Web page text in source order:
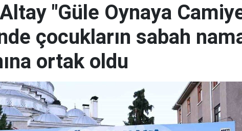
"Güle Oynaya
çocukların sabah
ortak oldu